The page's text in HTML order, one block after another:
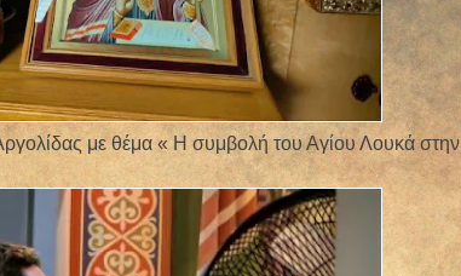
με θέμα « Η συμβολή του Αγίου Λουκά στην